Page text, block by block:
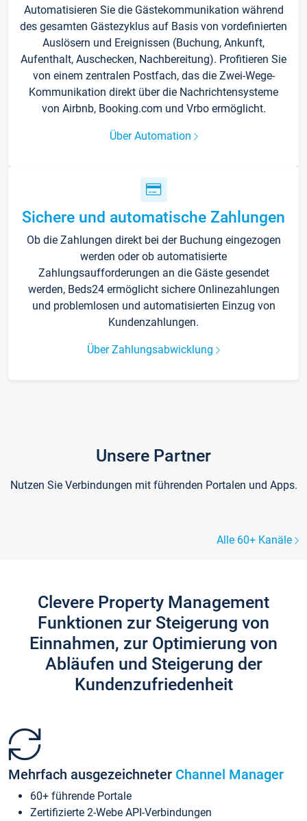
Automatisieren Sie die Gästekommunikation während
des gesamten Gästezyklus auf Basis von vordefinierten
Auslösern und Ereignissen (Buchung, Ankunft,
Aufenthalt, Auschecken, Nachbereitung). Profitieren Sie
von einem zentralen Postfach, das die Zwei-Wege-
Kommunikation direkt über die Nachrichtensysteme
von Airbnb, Booking.com und Vrbo ermöglicht.
Über Automation
Sichere und automatische Zahlungen
Ob die Zahlungen direkt bei der Buchung eingezogen
werden oder ob automatisierte
Zahlungsaufforderungen an die Gäste gesendet
werden, Beds24 ermöglicht sichere Onlinezahlungen
und problemlosen und automatisierten Einzug von
Kundenzahlungen.
Über Zahlungsabwicklung
Unsere Partner
Nutzen Sie Verbindungen mit führenden Portalen und Apps.
Alle 60+ Kanäle
Clevere Property Management
Funktionen zur Steigerung von
Einnahmen, zur Optimierung von
Abläufen und Steigerung der
Kundenzufriedenheit
Mehrfach ausgezeichneter Channel Manager
60+ führende Portale
Zertifizierte 2-Webe API-Verbindungen